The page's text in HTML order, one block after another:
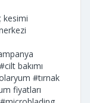
kesimi
#cilt bakımı
#tırnak
fiyatları